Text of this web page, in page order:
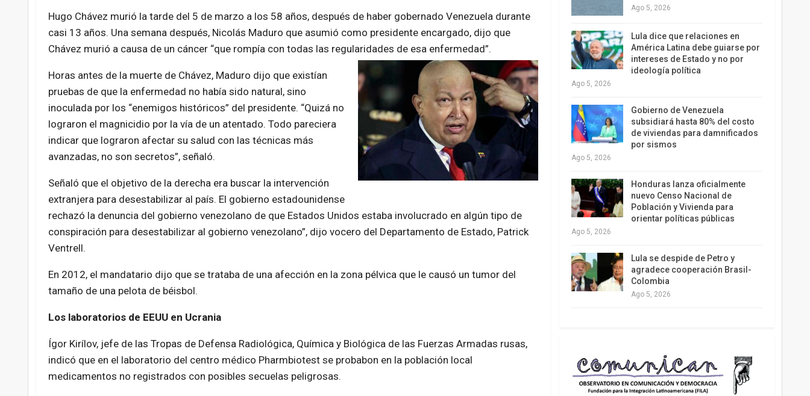
Hugo Chávez murió la tarde del 5 de marzo a los 58 años, después de haber gobernado Venezuela durante
casi 13 años. Una semana después, Nicolás Maduro que asumió como presidente encargado, dijo que
Chávez murió a causa de un cáncer “que rompía con todas las regularidades de esa enfermedad”.
Horas antes de la muerte de Chávez, Maduro dijo que existían
pruebas de que la enfermedad no había sido natural, sino
inoculada por los “enemigos históricos” del presidente. “Quizá no
lograron el magnicidio por la vía de un atentado. Todo pareciera
indicar que lograron afectar su salud con las técnicas más
avanzadas, no son secretos”, señaló.
Señaló que el objetivo de la derecha era buscar la intervención
extranjera para desestabilizar al país. El gobierno estadounidense
rechazó la denuncia del gobierno venezolano de que Estados Unidos estaba involucrado en algún tipo de
conspiración para desestabilizar al gobierno venezolano”, dijo vocero del Departamento de Estado, Patrick
Ventrell.
En 2012, el mandatario dijo que se trataba de una afección en la zona pélvica que le causó un tumor del
tamaño de una pelota de béisbol.
Los laboratorios de EEUU en Ucrania
Ígor Kirílov, jefe de las Tropas de Defensa Radiológica, Química y Biológica de las Fuerzas Armadas rusas,
indicó que en el laboratorio del centro médico Pharmbiotest se probabon en la población local
medicamentos no registrados con posibles secuelas peligrosas.
Ago 5, 2026
Lula dice que relaciones en
América Latina debe guiarse por
intereses de Estado y no por
ideología política
Ago 5, 2026
Gobierno de Venezuela
subsidiará hasta 80% del costo
de viviendas para damnificados
por sismos
Ago 5, 2026
Honduras lanza oficialmente
nuevo Censo Nacional de
Población y Vivienda para
orientar políticas públicas
Ago 5, 2026
Lula se despide de Petro y
agradece cooperación Brasil-
Colombia
Ago 5, 2026